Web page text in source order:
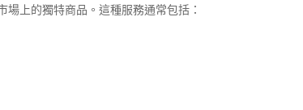
上的獨特商品。這種服務通常包括：